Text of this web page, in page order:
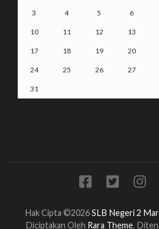
3 4 5 6
10 11 12 13
17 18 19 20
24 25 26 27
31
Hak Cipta ©2026SLB Negeri 2
Diciptakan Oleh Rara Theme.